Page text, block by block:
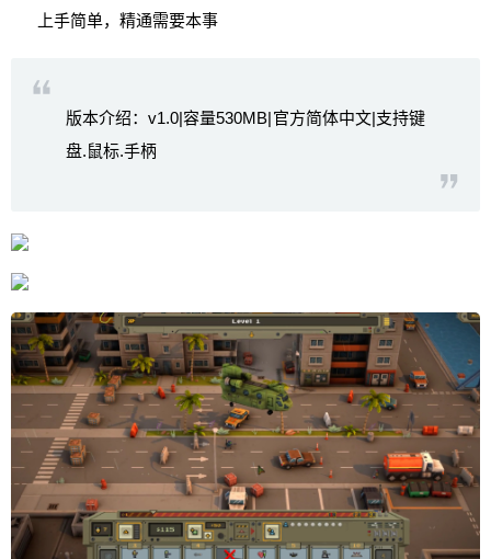
上手简单，精通需要本事
版本介绍：v1.0|容量530MB|官方简体中文|支持键
盘.鼠标.手柄